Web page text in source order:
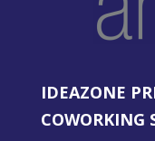
IDEAZONE
COWORKING